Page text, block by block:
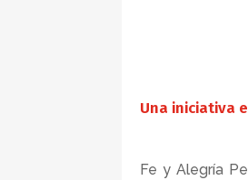
Una iniciativa
Fe y Alegría